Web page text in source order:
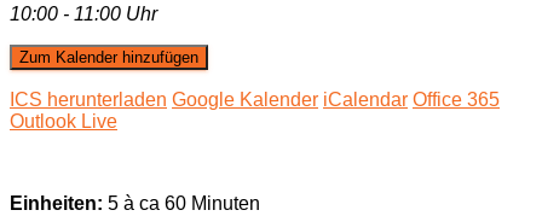
10:00 - 11:00 Uhr
Zum Kalender hinzufügen
ICS herunterladen Google Kalender iCalendar Office 365
Outlook Live
Einheiten: 5 à ca 60 Minuten